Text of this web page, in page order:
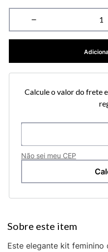
－
Calcule o valor do frete
Não sei meu CEP
Este elegante kit feminino